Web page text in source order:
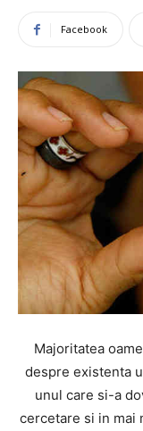
Facebook
Majoritatea
despre existenta
unul care si-a
cercetare si in mai